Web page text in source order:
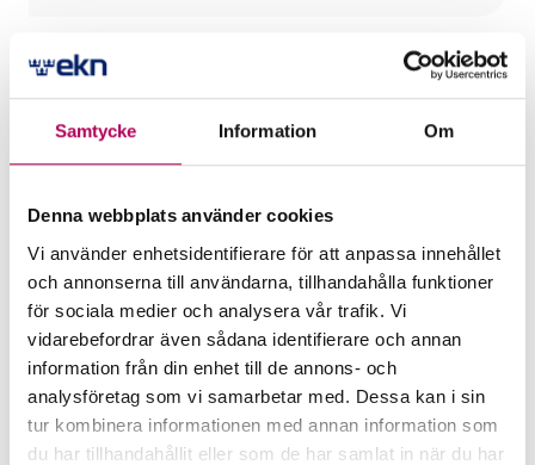
Samtycke Information Om
Denna webbplats använder cookies
Vi använder enhetsidentifierare för att anpassa innehållet
och annonserna till användarna, tillhandahålla funktioner
för sociala medier och analysera vår trafik. Vi
vidarebefordrar även sådana identifierare och annan
information från din enhet till de annons- och
analysföretag som vi samarbetar med. Dessa kan i sin
tur kombinera informationen med annan information som
du har tillhandahållit eller som de har samlat in när du har
Mer för dig som vill exportera